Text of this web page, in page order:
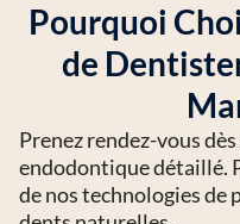
Pourquoi
de
Prenez rendez-vous
endodontique détaillé.
de nos technologies de